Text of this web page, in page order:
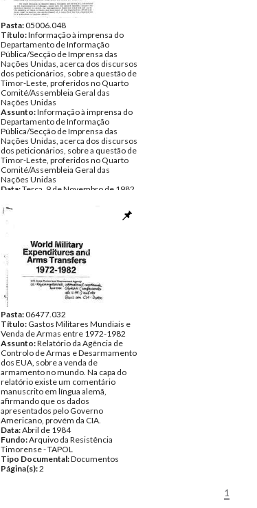
Pasta:05006.048
Título:Informação à imprensa do
Departamento de Informação
Pública/Secção de Imprensa das
Nações Unidas, acerca dos discursos
dos peticionários, sobre a questão de
Timor-Leste, proferidos no Quarto
Comité/Assembleia Geral das
Nações Unidas
Assunto:Informação à imprensa do
Departamento de Informação
Pública/Secção de Imprensa das
Nações Unidas, acerca dos discursos
dos peticionários, sobre a questão de
Timor-Leste, proferidos no Quarto
Comité/Assembleia Geral das
Nações Unidas
Data:Terça, 9 de Novembro de 1982
Timorense - Espaço por Timor
Tipo Documental:
Pasta:06477.032
Título: Gastos Militares Mundiais e
Venda de Armas entre 1972-1982
Assunto:Relatório da Agência de
Controlo de Armas e Desarmamento
dos EUA, sobre a venda de
armamento no mundo. Na capa do
relatório existe um comentário
manuscrito em língua alemã,
afirmando que os dados
apresentados pelo Governo
Americano, provém da CIA.
Data:Abril de 1984
Fundo:Arquivo da Resistência
Timorense - TAPOL
Tipo Documental:Documentos
Página(s):2
1